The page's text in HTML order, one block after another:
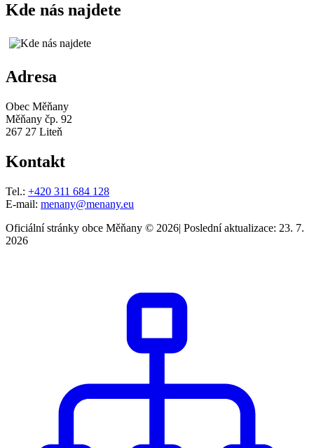
Kde nás najdete
Adresa
Obec Měňany
Měňany čp. 92
267 27 Liteň
Kontakt
Tel.: +420 311 684 128
E-mail: menany@menany.eu
Oficiální stránky obce Měňany © 2026| Poslední aktualizace: 23. 7.
2026